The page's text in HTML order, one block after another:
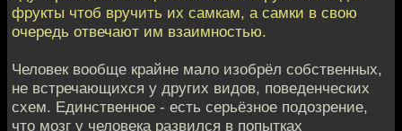
фрукты чтоб вручить их самкам, а самки в свою
очередь отвечают им взаимностью.
Человек вообще крайне мало изобрёл собственных,
не встречающихся у других видов, поведенческих
схем. Единственное - есть серьёзное подозрение,
что мозг у человека развился в попытках